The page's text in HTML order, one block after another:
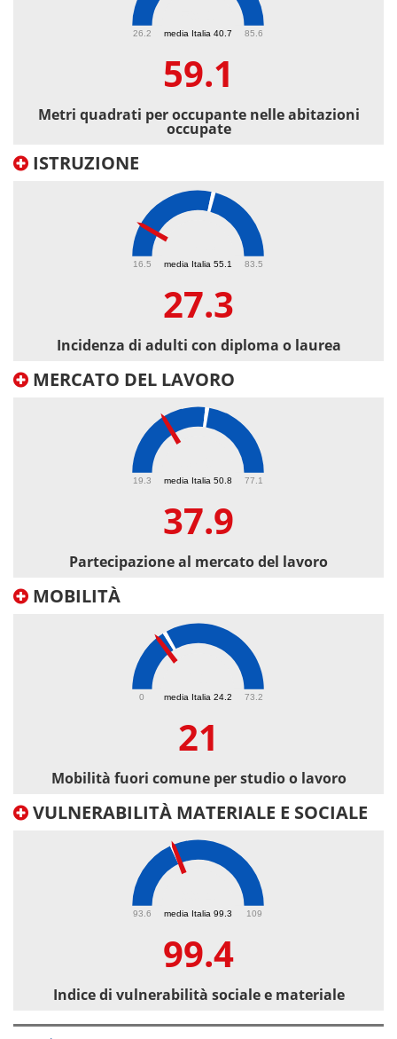
media Italia 40.7
26.2 85.6
59.1
Metri quadrati per occupante nelle abitazioni
occupate
ISTRUZIONE
media Italia 55.1
16.5 83.5
27.3
Incidenza di adulti con diploma o laurea
MERCATO DEL LAVORO
media Italia 50.8
19.3 77.1
37.9
Partecipazione al mercato del lavoro
MOBILITÀ
media Italia 24.2
0 73.2
21
Mobilità fuori comune per studio o lavoro
VULNERABILITÀ MATERIALE E SOCIALE
media Italia 99.3
93.6 109
99.4
Indice di vulnerabilità sociale e materiale